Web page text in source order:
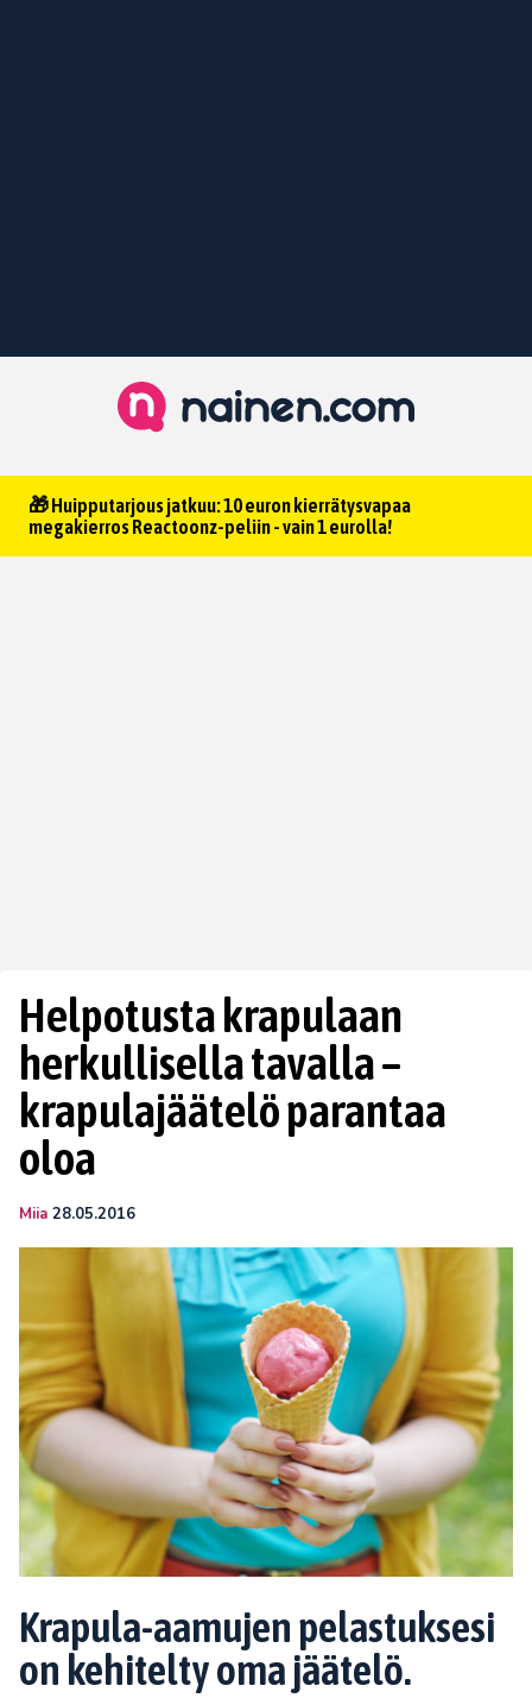
🎁 Huipputarjous jatkuu: 10 euron kierrätysvapaa
megakierros Reactoonz-peliin - vain 1 eurolla!
Helpotusta krapulaan
herkullisella tavalla –
krapulajäätelö parantaa
oloa
Miia 28.05.2016
Krapula-aamujen pelastuksesi
on kehitelty oma jäätelö.